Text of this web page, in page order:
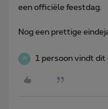
een officiële feestdag.
Nog een prettige
W 1 persoon vindt dit